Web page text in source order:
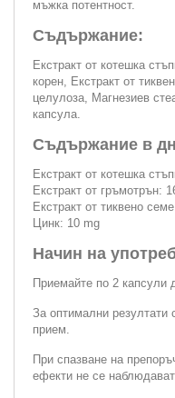
мъжка потентност.
Съдържание:
Екстракт от котешка
корен, Екстракт от
целулоза, Магнезиев
капсула.
Съдържание в
Екстракт от котешка
Екстракт от гръмотрън:
Екстракт от тиквено
Цинк: 10 mg
Начин на
Приемайте по 2 капсули
За оптимални
прием.
При спазване на
ефекти не се наблюдават.